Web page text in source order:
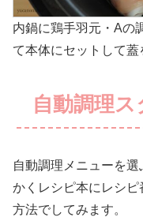
内鍋に鶏手羽元・Aの
て本体にセットして蓋
自動調理ス
自動調理メニューを
かくレシピ本にレシピ
方法でしてみます。